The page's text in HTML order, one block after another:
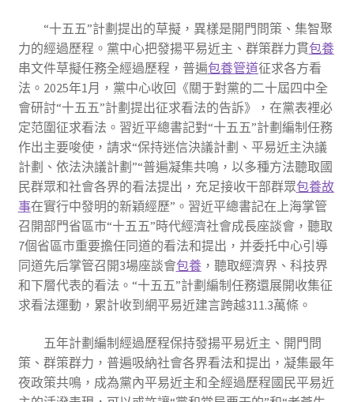
“十五五”計劃提出的草擬，異樣是開門問策、集智聚
力的經過歷程。黨中心把發揚平易近主、群策群力貫包養
串文件草擬任務全經過歷程，普遍包養管道征求各方看
法。2025年1月，黨中心收回《關于對黨的二十屆四中全
會研討“十五五”計劃提出征求看法的告訴》，在黨表裡必
定范圍征求看法。習近平總書記對“十五五”計劃編制任務
作出主要唆使，請求“保持迷信決議計劃、平易近主決議
計劃、依法決議計劃”“普遍凝集共鳴，以多種方法聽取國
民群眾和社會各界的看法提出，充足接收干部群眾包養故
事在實行中發明的新穎經歷”。習近平總書記在上海掌管
召開部門省區市“十五五”時代經濟社會成長座談會，聽取
7個省區市重要擔任同道的看法和提出，并委托中心引導
同道先后掌管召開3場座談會包養，聽取經濟界、科技界
和下層代表的看法。“十五五”計劃編制任務還展開收集征
求看法運動，累計收到網平易近建言跨越311.3萬條。
五年計劃編制經過歷程保持發揚平易近主、開門問
策、群策群力，普遍吸納社會各界看法和提出，凝集最年
夜政策共鳴，成為黨內平易近主和全經過歷程國民平易近